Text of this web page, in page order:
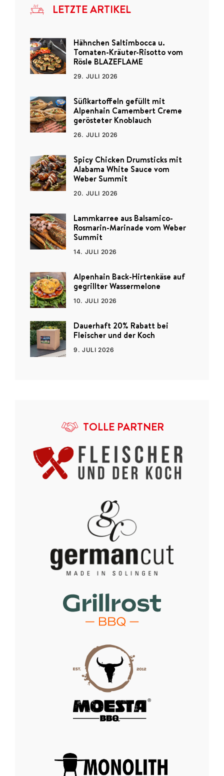
LETZTE ARTIKEL
Hähnchen Saltimbocca u.
Tomaten-Kräuter-Risotto vom
Rösle BLAZEFLAME
29. JULI 2026
Süßkartoffeln gefüllt mit
Alpenhain Camembert Creme
gerösteter Knoblauch
26. JULI 2026
Spicy Chicken Drumsticks mit
Alabama White Sauce vom
Weber Summit
20. JULI 2026
Lammkarree aus Balsamico-
Rosmarin-Marinade vom Weber
Summit
14. JULI 2026
Alpenhain Back-Hirtenkäse auf
gegrillter Wassermelone
10. JULI 2026
Dauerhaft 20% Rabatt bei
Fleischer und der Koch
9. JULI 2026
TOLLE PARTNER